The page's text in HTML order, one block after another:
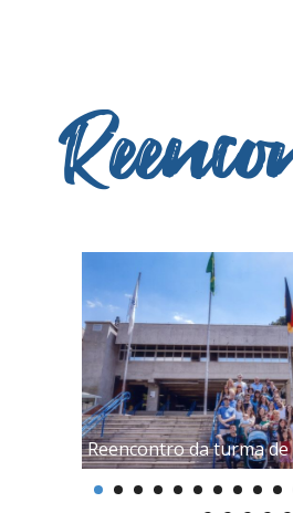
Reencontro da turma de
Morumbi,